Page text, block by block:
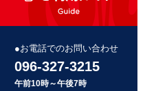
お電話でのお問い合わせ
096-327-3215
午前10時～午後7時